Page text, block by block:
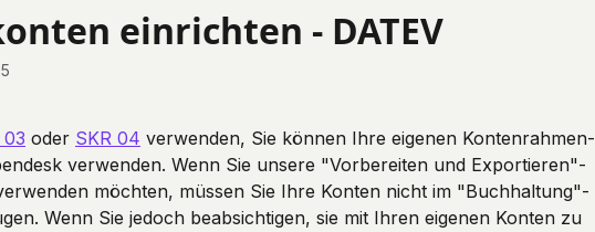
einrichten - DATEV
03 oder SKR 04 verwenden, Sie können Ihre eigenen Kontenrahmen-
verwenden. Wenn Sie unsere "Vorbereiten und Exportieren"-
möchten, müssen Sie Ihre Konten nicht im "Buchhaltung"-
Wenn Sie jedoch beabsichtigen, sie mit Ihren eigenen Konten zu